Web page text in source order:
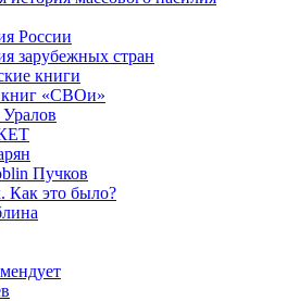
России
зарубежных стран
книги
«СВОи»
Пучков
это было?